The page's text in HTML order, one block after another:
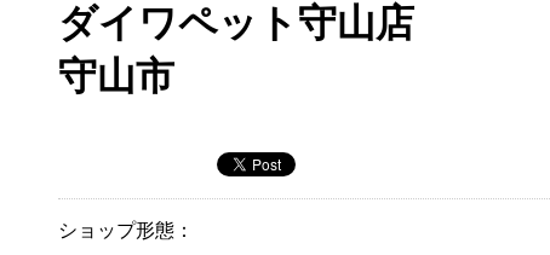
ダイワペット守山店
守山市
ショップ形態：